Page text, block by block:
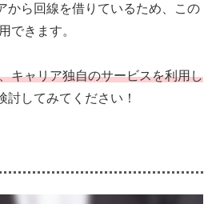
から回線を借りているため、この
できます。
キャリア独自のサービスを利用し
討してみてください！